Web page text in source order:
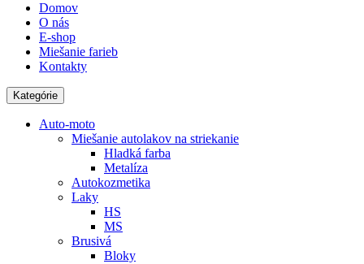
Domov
O nás
E-shop
Miešanie farieb
Kontakty
Kategórie
Auto-moto
Miešanie autolakov na striekanie
Hladká farba
Metalíza
Autokozmetika
Laky
HS
MS
Brusivá
Bloky